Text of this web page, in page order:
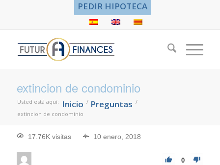
PEDIR HIPOTECA
extincion de condominio
Usted está aquí: Inicio / Preguntas /
extincion de condominio
17.76K visitas 10 enero, 2018
0